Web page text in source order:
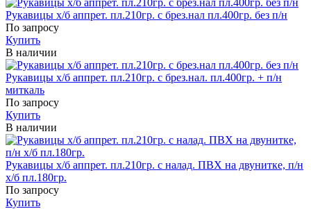
Рукавицы х/б аппрет. пл.210гр. с брез.нал пл.400гр. без п/н
По запросу
Купить
В наличии
Рукавицы х/б аппрет. пл.210гр. с брез.нал. пл.400гр. + п/н
миткаль
По запросу
Купить
В наличии
Рукавицы х/б аппрет. пл.210гр. с налад. ПВХ на двунитке, п/н
х/б пл.180гр.
По запросу
Купить